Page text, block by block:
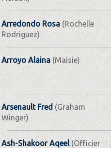
Arredondo Rosa (Rochelle
Rodriguez)
Arroyo Alaina(Maisie)
Arsenault Fred (Graham
Winger)
Ash-Shakoor Aqeel(Officier